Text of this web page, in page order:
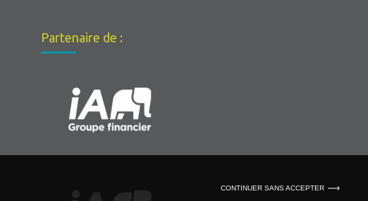
CONTINUER SANS ACCEPTER
Partenaire de :